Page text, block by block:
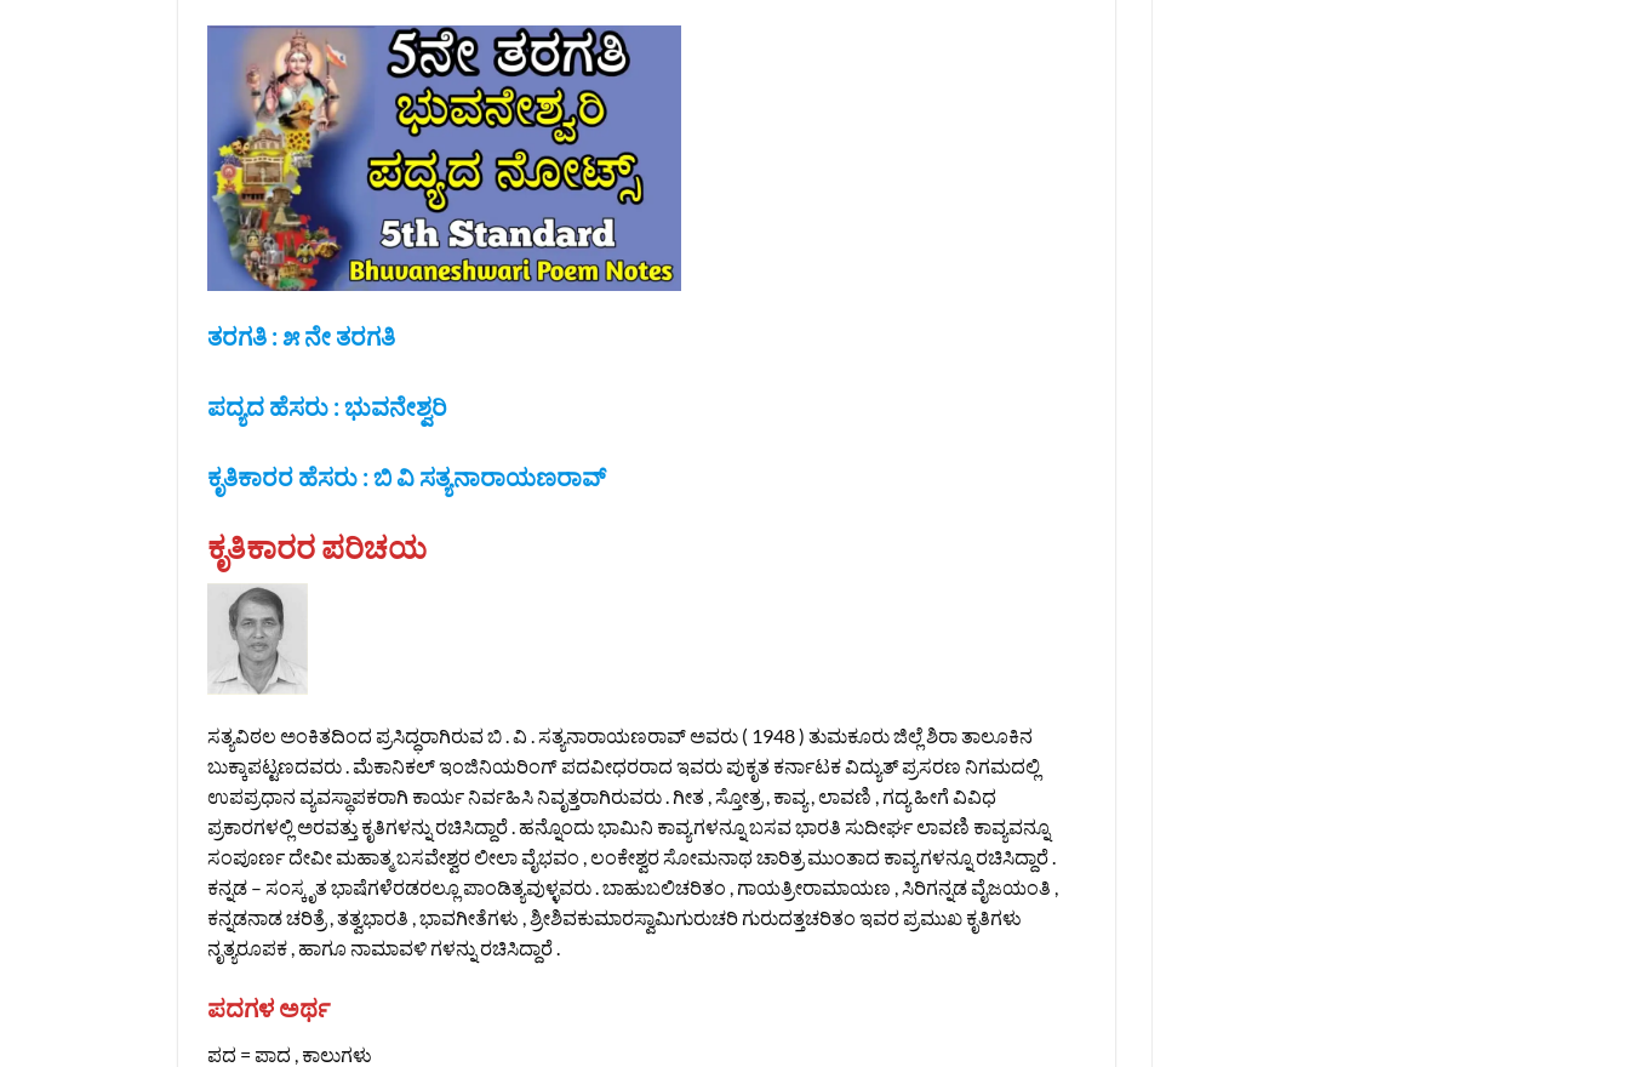
ತರಗತಿ : ೫ ನೇ ತರಗತಿ
ಪದ್ಯದ ಹೆಸರು : ಭುವನೇಶ್ವರಿ
ಕೃತಿಕಾರರ ಹೆಸರು : ಬಿ ವಿ ಸತ್ಯನಾರಾಯಣರಾವ್
ಕೃತಿಕಾರರ ಪರಿಚಯ
ಸತ್ಯವಿಠಲ ಅಂಕಿತದಿಂದ ಪ್ರಸಿದ್ಧರಾಗಿರುವ ಬಿ . ವಿ . ಸತ್ಯನಾರಾಯಣರಾವ್ ಅವರು ( 1948 ) ತುಮಕೂರು ಜಿಲ್ಲೆ ಶಿರಾ ತಾಲೂಕಿನ
ಬುಕ್ಕಾಪಟ್ಟಣದವರು . ಮೆಕಾನಿಕಲ್ ಇಂಜಿನಿಯರಿಂಗ್ ಪದವೀಧರರಾದ ಇವರು ಪುಕೃತ ಕರ್ನಾಟಕ ವಿದ್ಯುತ್ ಪ್ರಸರಣ ನಿಗಮದಲ್ಲಿ
ಉಪಪ್ರಧಾನ ವ್ಯವಸ್ಥಾಪಕರಾಗಿ ಕಾರ್ಯ ನಿರ್ವಹಿಸಿ ನಿವೃತ್ತರಾಗಿರುವರು . ಗೀತ , ಸ್ತೋತ್ರ , ಕಾವ್ಯ , ಲಾವಣಿ , ಗದ್ಯ ಹೀಗೆ ವಿವಿಧ
ಪ್ರಕಾರಗಳಲ್ಲಿ ಅರವತ್ತು ಕೃತಿಗಳನ್ನು ರಚಿಸಿದ್ದಾರೆ . ಹನ್ನೊಂದು ಭಾಮಿನಿ ಕಾವ್ಯಗಳನ್ನೂ ಬಸವ ಭಾರತಿ ಸುದೀರ್ಘ ಲಾವಣಿ ಕಾವ್ಯವನ್ನೂ
ಸಂಪೂರ್ಣ ದೇವೀ ಮಹಾತ್ಮ ಬಸವೇಶ್ವರ ಲೀಲಾ ವೈಭವಂ , ಲಂಕೇಶ್ವರ ಸೋಮನಾಥ ಚಾರಿತ್ರ ಮುಂತಾದ ಕಾವ್ಯಗಳನ್ನೂ ರಚಿಸಿದ್ದಾರೆ .
ಕನ್ನಡ – ಸಂಸ್ಕೃತ ಭಾಷೆಗಳೆರಡರಲ್ಲೂ ಪಾಂಡಿತ್ಯವುಳ್ಳವರು . ಬಾಹುಬಲಿಚರಿತಂ , ಗಾಯತ್ರೀರಾಮಾಯಣ , ಸಿರಿಗನ್ನಡ ವೈಜಯಂತಿ ,
ಕನ್ನಡನಾಡ ಚರಿತ್ರೆ , ತತ್ವಭಾರತಿ , ಭಾವಗೀತೆಗಳು , ಶ್ರೀಶಿವಕುಮಾರಸ್ವಾಮಿಗುರುಚರಿ ಗುರುದತ್ತಚರಿತಂ ಇವರ ಪ್ರಮುಖ ಕೃತಿಗಳು
ನೃತ್ಯರೂಪಕ , ಹಾಗೂ ನಾಮಾವಳಿ ಗಳನ್ನು ರಚಿಸಿದ್ದಾರೆ .
ಪದಗಳ ಅರ್ಥ
ಪದ = ಪಾದ , ಕಾಲುಗಳು‌